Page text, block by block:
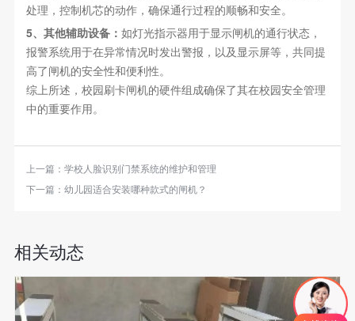
处理，控制机芯的动作，确保通行过程的顺畅和安全。
5、其他辅助设备： 如灯光指示器用于显示闸机的通行状态，
报警系统用于在异常情况时发出警报，以及显示屏等，共同提
高了闸机的安全性和便利性。
综上所述，校园刷卡闸机的硬件组成确保了其在校园安全管理
中的重要作用。
上一篇： 学校人脸识别门禁系统的维护和管理
下一篇： 幼儿园适合安装哪种款式的闸机？
相关动态